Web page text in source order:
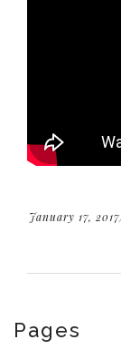
January 17, 2017
Pages